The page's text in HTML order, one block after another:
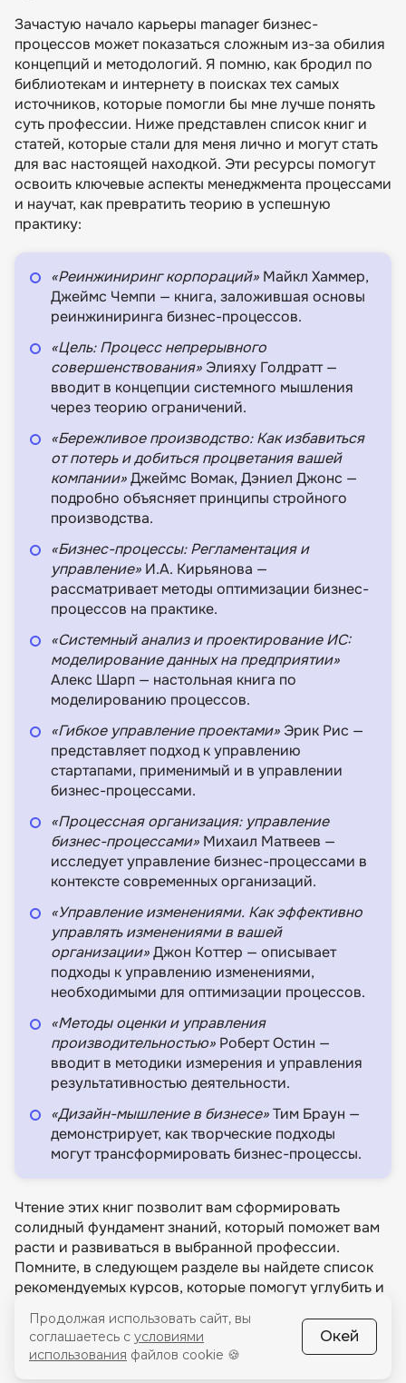
Зачастую начало карьеры manager бизнес-
процессов может показаться сложным из-за обилия
концепций и методологий. Я помню, как бродил по
библиотекам и интернету в поисках тех самых
источников, которые помогли бы мне лучше понять
суть профессии. Ниже представлен список книг и
статей, которые стали для меня лично и могут стать
для вас настоящей находкой. Эти ресурсы помогут
освоить ключевые аспекты менеджмента процессами
и научат, как превратить теорию в успешную
практику:
«Реинжиниринг корпораций» Майкл Хаммер,
Джеймс Чемпи — книга, заложившая основы
реинжиниринга бизнес-процессов.
«Цель: Процесс непрерывного
совершенствования» Элияху Голдратт —
вводит в концепции системного мышления
через теорию ограничений.
«Бережливое производство: Как избавиться
от потерь и добиться процветания вашей
компании»Джеймс Вомак, Дэниел Джонс —
подробно объясняет принципы стройного
производства.
«Бизнес-процессы: Регламентация и
управление» И.А. Кирьянова —
рассматривает методы оптимизации бизнес-
процессов на практике.
«Системный анализ и проектирование ИС:
моделирование данных на предприятии»
Алекс Шарп — настольная книга по
моделированию процессов.
«Гибкое управление проектами» Эрик Рис —
представляет подход к управлению
стартапами, применимый и в управлении
бизнес-процессами.
«Процессная организация: управление
бизнес-процессами» Михаил Матвеев —
исследует управление бизнес-процессами в
контексте современных организаций.
«Управление изменениями. Как эффективно
управлять изменениями в вашей
организации»Джон Коттер — описывает
подходы к управлению изменениями,
необходимыми для оптимизации процессов.
«Методы оценки и управления
производительностью» Роберт Остин —
вводит в методики измерения и управления
результативностью деятельности.
«Дизайн-мышление в бизнесе»Тим Браун —
демонстрирует, как творческие подходы
могут трансформировать бизнес-процессы.
Чтение этих книг позволит вам сформировать
солидный фундамент знаний, который поможет вам
расти и развиваться в выбранной профессии.
Помните, в следующем разделе вы найдете список
рекомендуемых курсов, которые помогут углубить и
Резюме
Продолжая использовать сайт, вы
соглашаетесь с условиями
использования файлов cookie 🍪
Окей